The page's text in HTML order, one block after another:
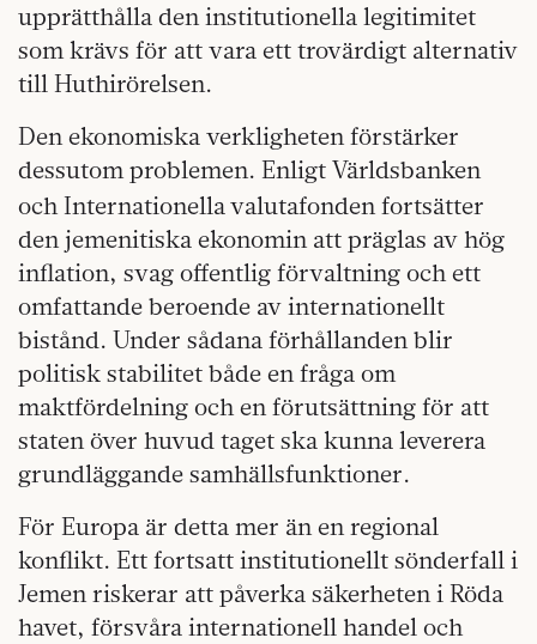
upprätthålla den institutionella legitimitet
som krävs för att vara ett trovärdigt alternativ
till Huthirörelsen.
Den ekonomiska verkligheten förstärker
dessutom problemen. Enligt Världsbanken
och Internationellavalutafonden fortsätter
den jemenitiska ekonomin att präglas av hög
inflation, svag offentlig förvaltning och ett
omfattande beroende av internationellt
bistånd. Under sådana förhållanden blir
politisk stabilitet både en fråga om
maktfördelning och en förutsättning för att
staten över huvud taget ska kunna leverera
grundläggande samhällsfunktioner.
För Europa är detta mer än en regional
konflikt. Ett fortsatt institutionellt sönderfall i
Jemen riskerar att påverka säkerheten i Röda
havet, försvåra internationell handel och